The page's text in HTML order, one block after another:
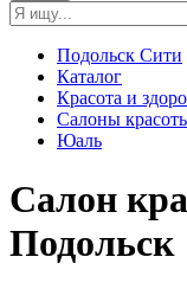
Подольск Сити
Каталог
Красота и
Салоны
Юаль
Салон
Подольск